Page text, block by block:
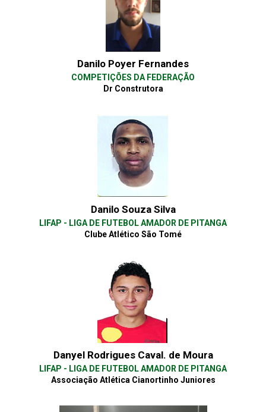
Danilo Poyer Fernandes
COMPETIÇÕES DA FEDERAÇÃO
Dr Construtora
Danilo Souza Silva
LIFAP - LIGA DE FUTEBOL AMADOR DE PITANGA
Clube Atlético São Tomé
Danyel Rodrigues Caval. de Moura
LIFAP - LIGA DE FUTEBOL AMADOR DE PITANGA
Associação Atlética Cianortinho Juniores